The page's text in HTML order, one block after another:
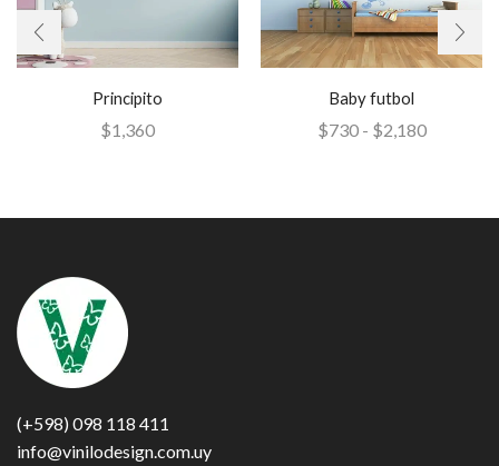
Principito
$1,360
Baby futbol
$730 - $2,180
(+598) 098 118 411
info@vinilodesign.com.uy